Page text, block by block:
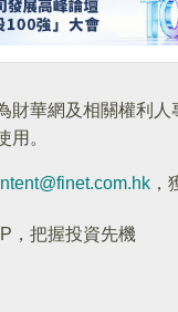
財華網及相關權利
用。
，
，把握投資先機